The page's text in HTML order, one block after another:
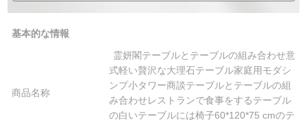
基本的な情報
商品名称
霊妍閣テーブルとテーブルの組み合わせ意
式軽い贅沢な大理石テーブル家庭用モダシ
ンプ小タワー商談テーブルとテーブルの組
み合わせレストランで食事をするテーブル
の白いテーブルには椅子60*120*75 cmのテ